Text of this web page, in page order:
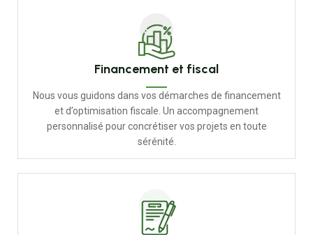
Financement et fiscal
Nous vous guidons dans vos démarches de financement
et d’optimisation fiscale. Un accompagnement
personnalisé pour concrétiser vos projets en toute
sérénité.